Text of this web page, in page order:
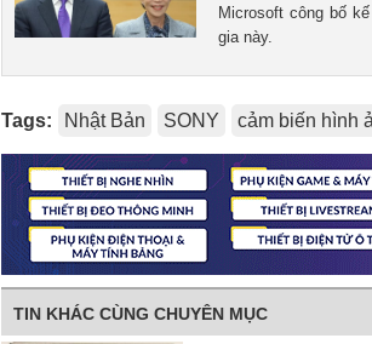
Microsoft công bố
gia này.
Tags: Nhật Bản SONY cảm biến hình
TIN KHÁC CÙNG CHUYÊN MỤC